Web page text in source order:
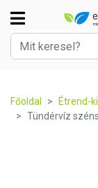
Főoldal Étrend-
Tündérvíz